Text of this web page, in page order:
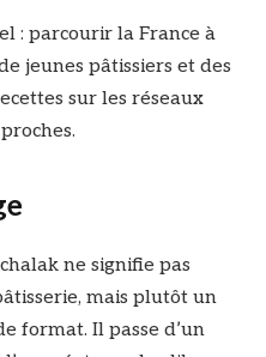
: parcourir la France à
jeunes pâtissiers et des
sur les réseaux
ne signifie pas
mais plutôt un
format. Il passe d’un